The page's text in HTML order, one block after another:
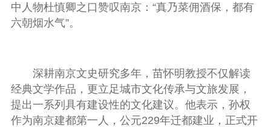
中人物杜慎卿之口赞叹南京：“真乃菜佣酒保，都有
六朝烟水气”。
深耕南京文史研究多年，苗怀明教授不仅解读
经典文学作品，更立足城市文化传承与文旅发展，
提出一系列具有建设性的文化建议。他表示，孙权
作为南京建都第一人，公元229年迁都建业，正式开